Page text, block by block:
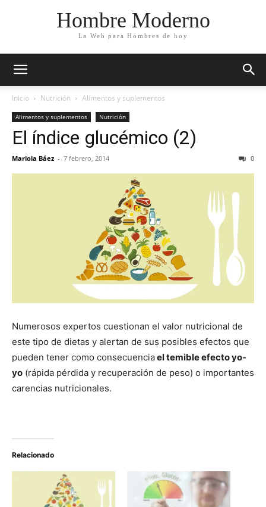
Hombre Moderno
La Web para Hombres de hoy
Inicio Nutrición Alimentos y suplementos
Alimentos y suplementos Nutrición
El índice glucémico (2)
Mariola Báez - 7 febrero, 2014 0
Numerosos expertos cuestionan el valor nutricional de
este tipo de dietas y alertan de sus posibles efectos que
pueden tener como consecuenciael temible efecto yo-
yo (rápida pérdida y recuperación de peso) o importantes
carencias nutricionales.
Relacionado